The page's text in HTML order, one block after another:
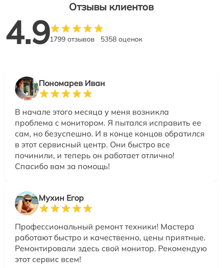
Отзывы клиентов
4.91799 отзывов 5358 оценок
Пономарев Иван
В начале этого месяца у меня возникла
проблема с монитором. Я пытался исправить ее
сам, но безуспешно. И в конце концов обратился
в этот сервисный центр. Они быстро все
починили, и теперь он работает отлично!
Спасибо вам за помощь!
Мухин Егор
Профессиональный ремонт техники! Мастера
работают быстро и качественно, цены приятные.
Ремонтировали здесь свой монитор. Рекомендую
этот сервис всем!